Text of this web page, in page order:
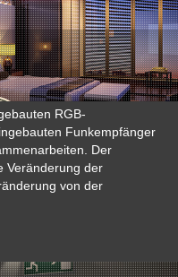
RGB-
Funkempfänger
Der
Veränderung der
von der